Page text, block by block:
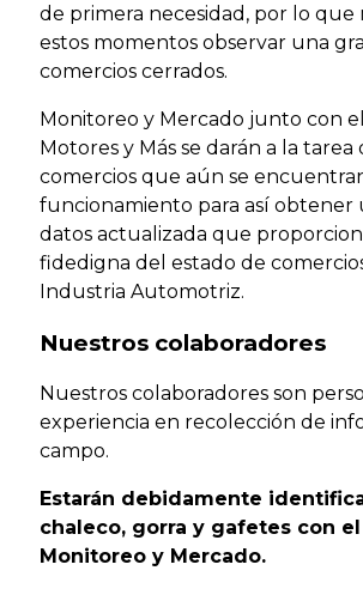
de primera necesidad, por lo que
estos momentos observar una
comercios cerrados.
Monitoreo y Mercado junto con
Motores y Más se darán a la tarea
comercios que aún se
funcionamiento para así obtener
datos actualizada que
fidedigna del estado de
Industria Automotriz.
Nuestros colaboradores
Nuestros colaboradores son
experiencia en recolección de
campo.
Estarán debidamente
chaleco, gorra y gafetes con
Monitoreo y Mercado.